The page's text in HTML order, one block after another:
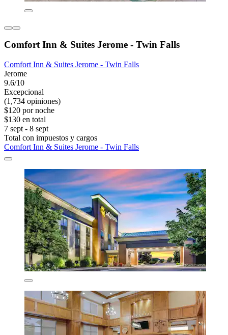
Comfort Inn & Suites Jerome - Twin Falls
Comfort Inn & Suites Jerome - Twin Falls
Jerome
9.6/10
Excepcional
(1,734 opiniones)
$120 por noche
$130 en total
7 sept - 8 sept
Total con impuestos y cargos
Comfort Inn & Suites Jerome - Twin Falls